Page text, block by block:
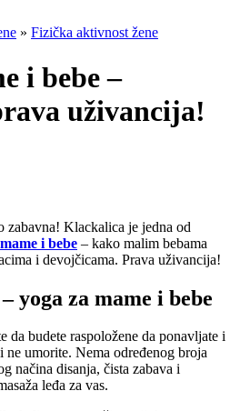
» Fizička aktivnost žene
i bebe –
uživancija!
zabavna! Klackalica je jedna od
i bebe – kako malim bebama
i devojčicama. Prava uživancija!
yoga za mame i bebe
da budete raspoložene da ponavljate i
umorite. Nema određenog broja
načina disanja, čista zabava i
leđa za vas.